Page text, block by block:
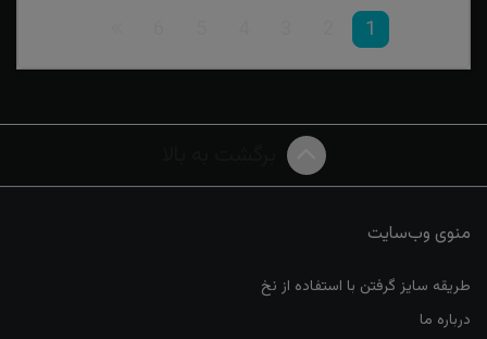
1
منوی وب‌سایت
طریقه سایز گرفتن با استفاده از نخ
درباره ما